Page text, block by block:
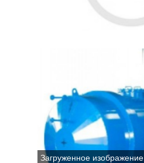
Загруженное изображение